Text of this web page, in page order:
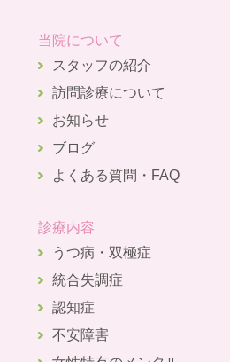
当院について
スタッフの紹介
訪問診療について
お知らせ
ブログ
よくある質問・FAQ
診療内容
うつ病・双極症
統合失調症
認知症
不安障害